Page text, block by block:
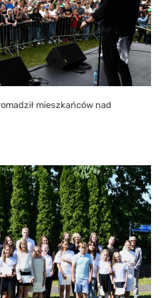
mieszkańców nad